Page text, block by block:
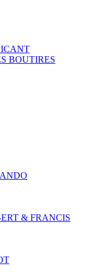
BOUTIRES
& FRANCIS